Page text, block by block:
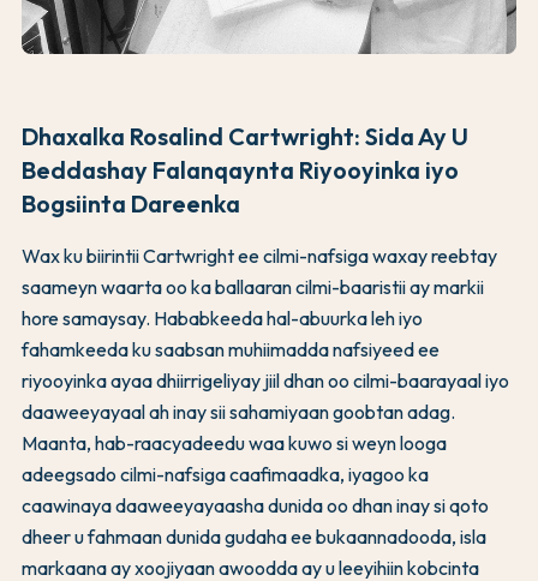
Dhaxalka Rosalind Cartwright: Sida Ay U
Beddashay Falanqaynta Riyooyinka iyo
Bogsiinta Dareenka
Wax ku biirintii Cartwright ee cilmi-nafsiga waxay reebtay
saameyn waarta oo ka ballaaran cilmi-baaristii ay markii
hore samaysay. Hababkeeda hal-abuurka leh iyo
fahamkeeda ku saabsan muhiimadda nafsiyeed ee
riyooyinka ayaa dhiirrigeliyay jiil dhan oo cilmi-baarayaal iyo
daaweeyayaal ah inay sii sahamiyaan goobtan adag.
Maanta, hab-raacyadeedu waa kuwo si weyn looga
adeegsado cilmi-nafsiga caafimaadka, iyagoo ka
caawinaya daaweeyayaasha dunida oo dhan inay si qoto
dheer u fahmaan dunida gudaha ee bukaannadooda, isla
markaana ay xoojiyaan awoodda ay u leeyihiin kobcinta